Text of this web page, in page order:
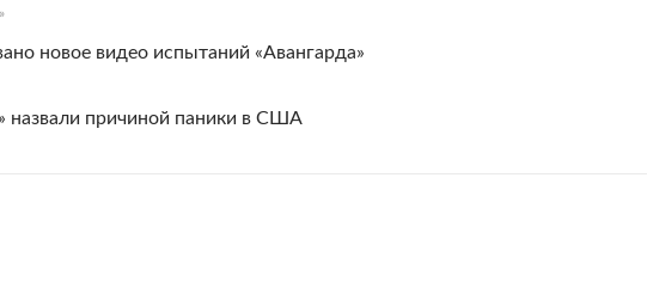
новое видео испытаний «Авангарда»
назвали причиной паники в США